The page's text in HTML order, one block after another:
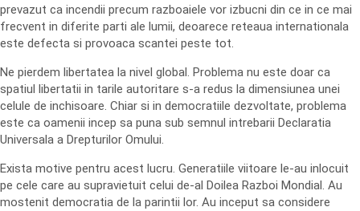
prevazut ca incendii precum razboaiele vor izbucni din ce in ce mai
frecvent in diferite parti ale lumii, deoarece reteaua internationala
este defecta si provoaca scantei peste tot.
Ne pierdem libertatea la nivel global. Problema nu este doar ca
spatiul libertatii in tarile autoritare s-a redus la dimensiunea unei
celule de inchisoare. Chiar si in democratiile dezvoltate, problema
este ca oamenii incep sa puna sub semnul intrebarii Declaratia
Universala a Drepturilor Omului.
Exista motive pentru acest lucru. Generatiile viitoare le-au inlocuit
pe cele care au supravietuit celui de-al Doilea Razboi Mondial. Au
mostenit democratia de la parintii lor. Au inceput sa considere